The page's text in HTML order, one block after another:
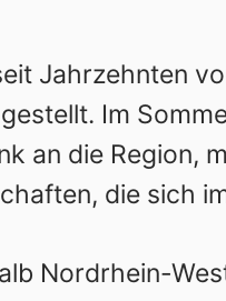
Jahrzehnten
Im
an die Region,
die sich
Nordrhein-